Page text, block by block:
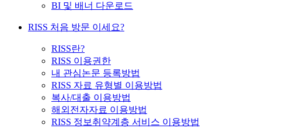
BI 및 배너 다운로드
RISS 처음 방문 이세요?
RISS란?
RISS 이용권한
내 관심논문 등록방법
RISS 자료 유형별 이용방법
복사/대출 이용방법
해외전자자료 이용방법
RISS 정보취약계층 서비스 이용방법